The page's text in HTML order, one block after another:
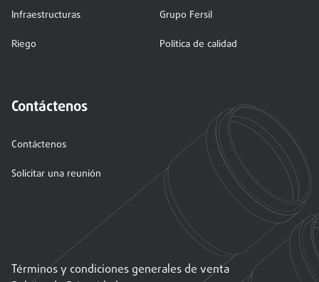
Infraestructuras
Riego
Grupo Fersil
Política de calidad
Contáctenos
Contáctenos
Solicitar una reunión
Términos y condiciones generales de venta